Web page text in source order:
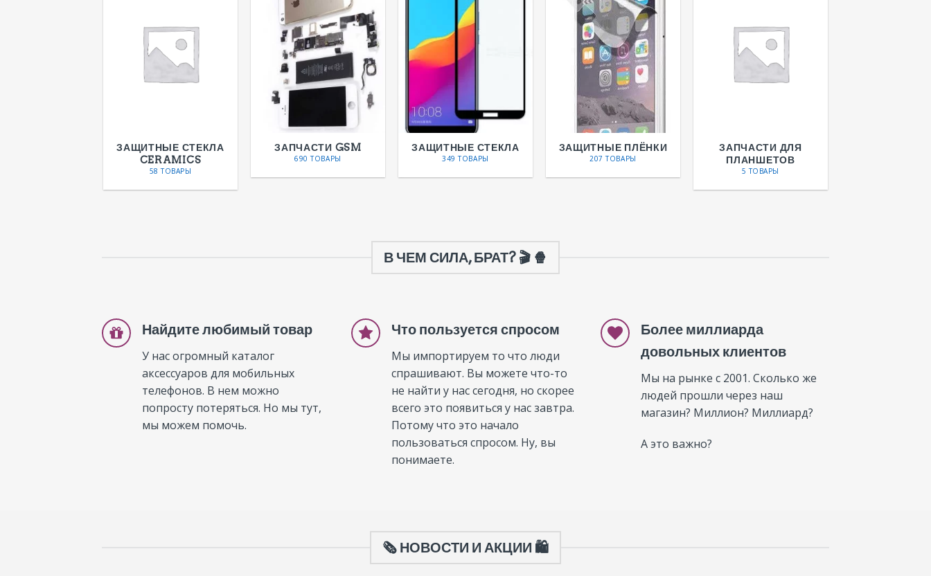
ЗАЩИТНЫЕ СТЕКЛА
CERAMICS
58 ТОВАРЫ
ЗАПЧАСТИ GSM
690 ТОВАРЫ
ЗАЩИТНЫЕ СТЕКЛА
349 ТОВАРЫ
ЗАЩИТНЫЕ ПЛЁНКИ
207 ТОВАРЫ
ЗАПЧАСТИ ДЛЯ
ПЛАНШЕТОВ
5 ТОВАРЫ
В ЧЕМ СИЛА, БРАТ? 🎬 🍿
Найдите любимый товар
У нас огромный каталог
аксессуаров для мобильных
телефонов. В нем можно
попросту потеряться. Но мы тут,
мы можем помочь.
Что пользуется спросом
Мы импортируем то что люди
спрашивают. Вы можете что-то
не найти у нас сегодня, но скорее
всего это появиться у нас завтра.
Потому что это начало
пользоваться спросом. Ну, вы
понимаете.
Более миллиарда
довольных клиентов
Мы на рынке с 2001. Сколько же
людей прошли через наш
магазин? Миллион? Миллиард?
А это важно?
🗞️ НОВОСТИ И АКЦИИ 🛍️